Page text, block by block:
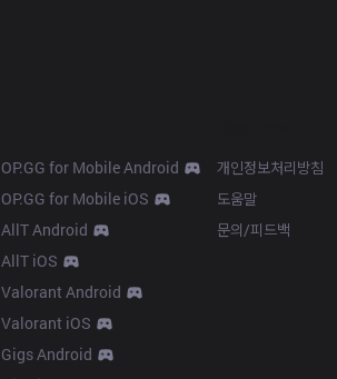
OP.GG for Mobile Android
OP.GG for Mobile iOS
AllT Android
AllT iOS
Valorant Android
Valorant iOS
Gigs Android
개인정보처리방침
도움말
문의/피드백